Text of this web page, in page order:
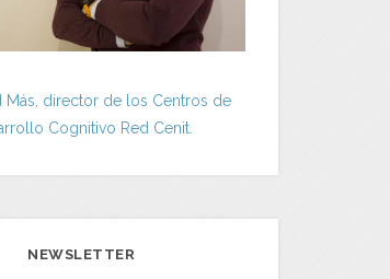
Más, director de los Centros de
Cognitivo Red Cenit.
NEWSLETTER